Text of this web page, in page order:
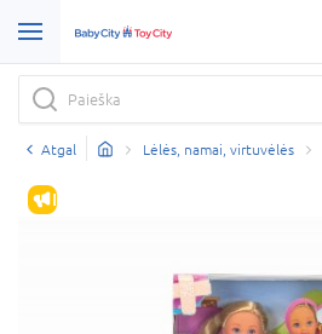
Atgal Lėlės, namai, virtuvėlės
IŠPARDAVIMAS